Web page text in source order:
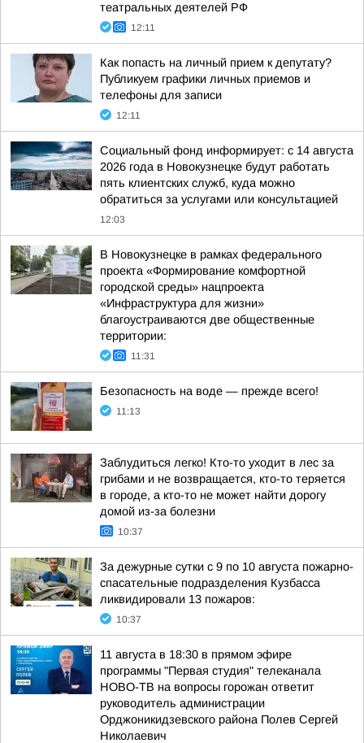
театральных деятелей РФ
12:11
Как попасть на личный прием к депутату?
Публикуем графики личных приемов и
телефоны для записи
12:11
Социальный фонд информирует: с 14 августа
2026 года в Новокузнецке будут работать
пять клиентских служб, куда можно
обратиться за услугами или консультацией
12:03
В Новокузнецке в рамках федерального
проекта «Формирование комфортной
городской среды» нацпроекта
«Инфраструктура для жизни»
благоустраиваются две общественные
территории:
11:31
Безопасность на воде — прежде всего!
11:13
Заблудиться легко! Кто-то уходит в лес за
грибами и не возвращается, кто-то теряется
в городе, а кто-то не может найти дорогу
домой из-за болезни
10:37
За дежурные сутки с 9 по 10 августа пожарно-
спасательные подразделения Кузбасса
ликвидировали 13 пожаров:
10:37
11 августа в 18:30 в прямом эфире
программы "Первая студия" телеканала
НОВО-ТВ на вопросы горожан ответит
руководитель администрации
Орджоникидзевского района Полев Сергей
Николаевич